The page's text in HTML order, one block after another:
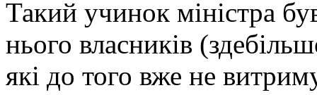
Такий учинок міністра
нього власників
які до того вже не